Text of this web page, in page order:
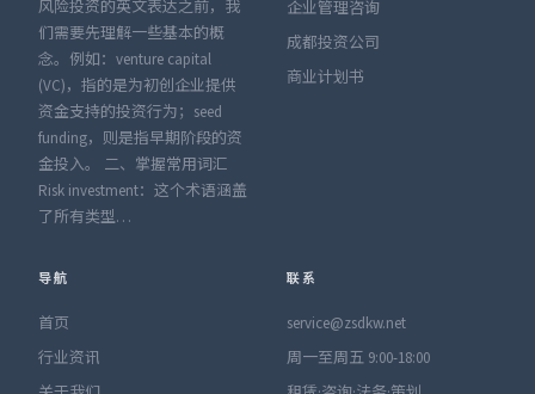
风险投资的英文表达之前，我
们需要先理解一些基本的概
念。例如：venture capital
(VC)，指的是为初创企业提供
资金支持的投资行为；seed
funding，则是指早期阶段的资
金投入。 二、掌握常用词汇
Risk investment：这个术语涵盖
了所有类型…
企业管理咨询
成都投资公司
商业计划书
导航
首页
行业资讯
联系
service@zsdkw.net
周一至周五 9:00-18:00